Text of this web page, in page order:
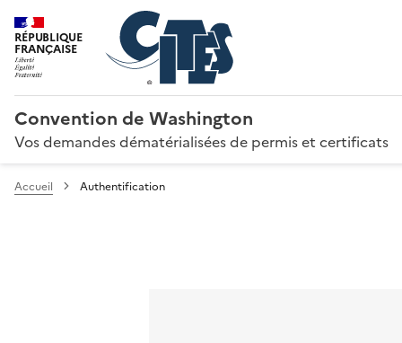
RÉPUBLIQUE
FRANÇAISE
Convention de Washington
Vos demandes dématérialisées de permis et certificats
Accueil Authentification